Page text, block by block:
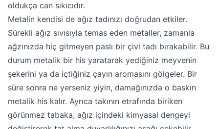
oldukça can sıkıcıdır.
Metalin kendisi de ağız tadınızı doğrudan etkiler.
Sürekli ağız sıvısıyla temas eden metaller, zamanla
ağzınızda hiç gitmeyen paslı bir çivi tadı bırakabilir. Bu
durum metalik bir his yaratarak yediğiniz meyvenin
şekerini ya da içtiğiniz çayın aromasını gölgeler. Bir
süre sonra ne yerseniz yiyin, damağınızda o baskın
metalik his kalır. Ayrıca takının etrafında biriken
görünmez tabaka, ağız içindeki kimyasal dengeyi